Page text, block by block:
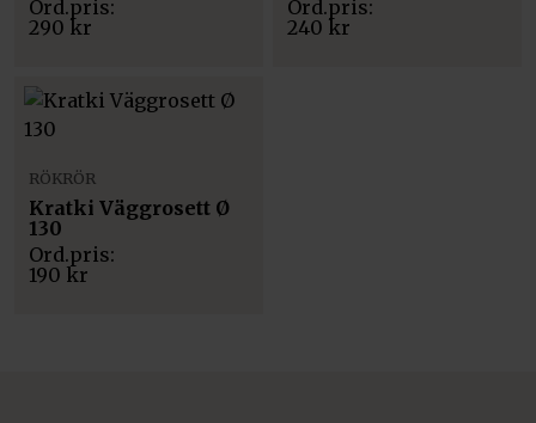
290 kr
240 kr
RÖKRÖR
Kratki Väggrosett Ø
130
190 kr